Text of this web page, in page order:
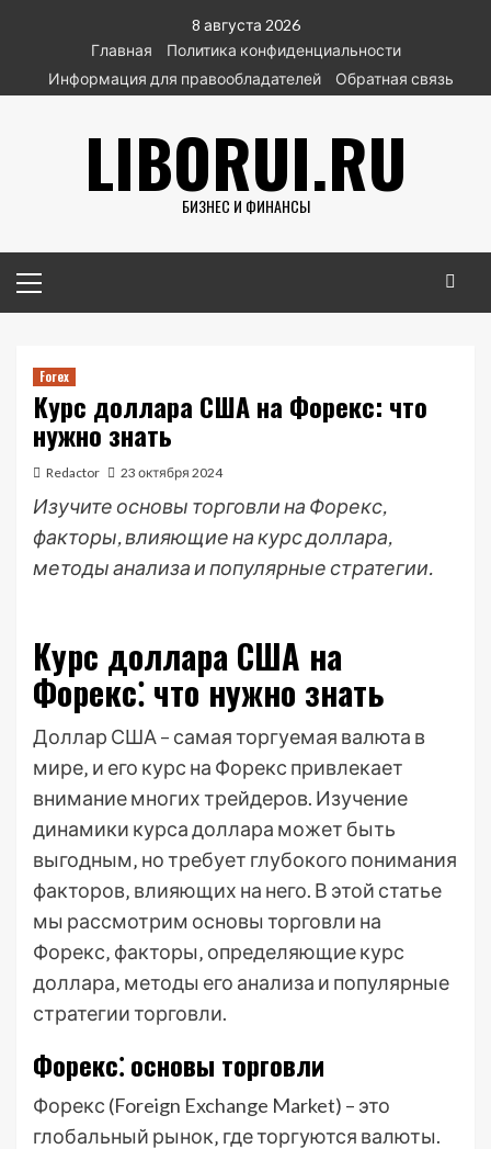
содержимому
8 августа 2026
Главная
Политика конфиденциальности
Информация для правообладателей
Обратная связь
LIBORUI.RU
БИЗНЕС И ФИНАНСЫ
меню
Forex
Курс доллара США на Форекс: что
нужно знать
Redactor 23 октября 2024
Изучите основы торговли на Форекс,
факторы, влияющие на курс доллара,
методы анализа и популярные стратегии.
Курс доллара США на
Форекс⁚ что нужно знать
Доллар США – самая торгуемая валюта в
мире‚ и его курс на Форекс привлекает
внимание многих трейдеров. Изучение
динамики курса доллара может быть
выгодным‚ но требует глубокого понимания
факторов‚ влияющих на него. В этой статье
мы рассмотрим основы торговли на
Форекс‚ факторы‚ определяющие курс
доллара‚ методы его анализа и популярные
стратегии торговли.
Форекс⁚ основы торговли
Форекс (Foreign Exchange Market) – это
глобальный рынок‚ где торгуются валюты.